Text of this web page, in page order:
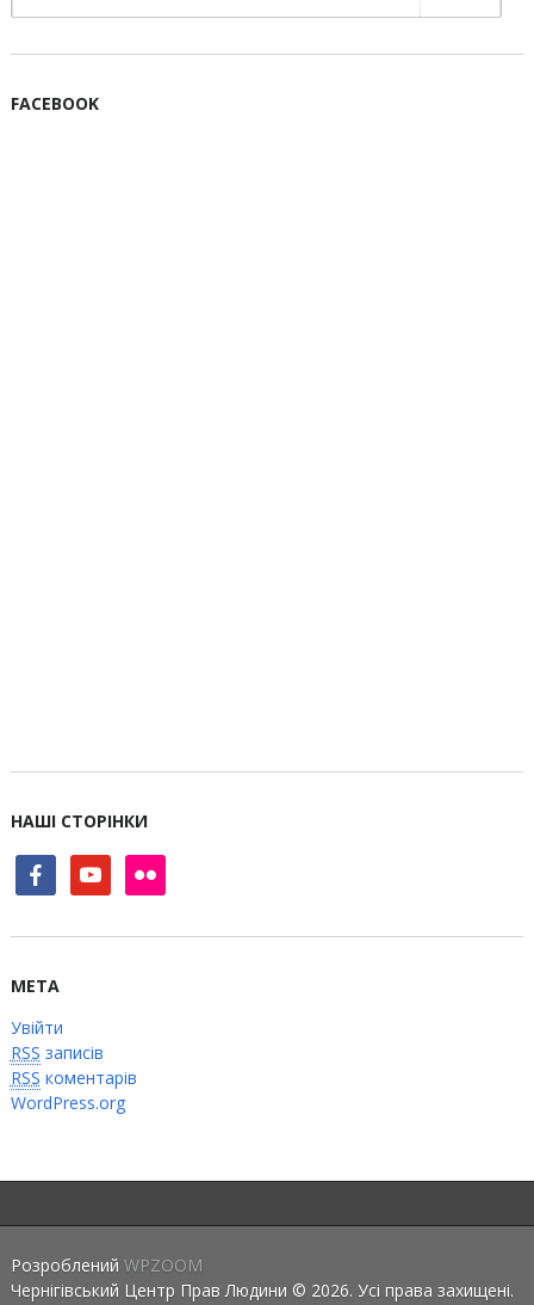
FACEBOOK
НАШІ СТОРІНКИ
facebookyoutube flickr
МЕТА
Увійти
RSS записів
RSS коментарів
WordPress.org
Розроблений WPZOOM
Чернігівський Центр Прав Людини © 2026. Усі права захищені.